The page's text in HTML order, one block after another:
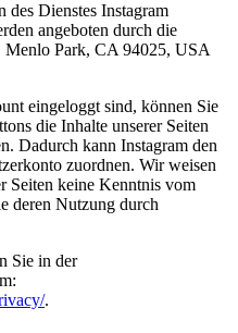
des Dienstes Instagram
angeboten durch die
Park, CA 94025, USA
eingeloggt sind, können Sie
die Inhalte unserer Seiten
Dadurch kann Instagram den
zuordnen. Wir weisen
Seiten keine Kenntnis vom
deren Nutzung durch
Sie in der
.